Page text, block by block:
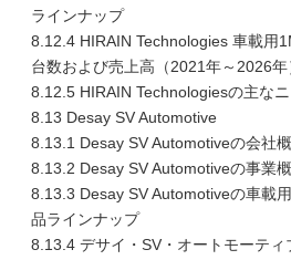
ラインナップ
8.12.4 HIRAIN Technologies 車載用
台数および売上高（2021年～2026年
8.12.5 HIRAIN Technologiesの主な
8.13 Desay SV Automotive
8.13.1 Desay SV Automotiveの会社
8.13.2 Desay SV Automotiveの事業
8.13.3 Desay SV Automotiveの車載
品ラインナップ
8.13.4 デサイ・SV・オートモーティ